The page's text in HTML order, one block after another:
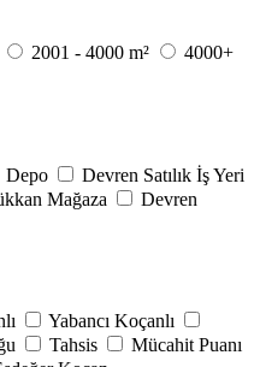
2001 - 4000 m²
4000+
Depo
Devren Satılık İş Yeri
Mağaza
Devren
Yabancı Koçanlı
Tahsis
Mücahit Puanı